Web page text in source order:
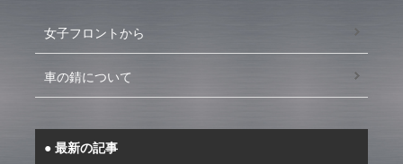
女子フロントから
車の錆について
最新の記事